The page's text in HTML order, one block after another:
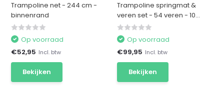
Trampoline net - 244 cm -
binnenrand
Op voorraad
€52,95 Incl. btw
Bekijken
Trampoline springmat &
veren set - 54 veren - 10...
Op voorraad
€99,95 Incl. btw
Bekijken